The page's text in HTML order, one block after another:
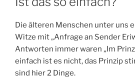
Die älteren Menschen unter uns
Witze mit „Anfrage an Sender
Antworten immer waren „Im
einfach ist es nicht, das Prinzip
sind hier 2 Dinge.